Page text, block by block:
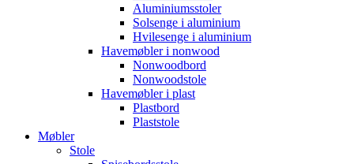
Aluminiumsstoler
Solsenge i aluminium
Hvilesenge i aluminium
Havemøbler i nonwood
Nonwoodbord
Nonwoodstole
Havemøbler i plast
Plastbord
Plaststole
Møbler
Stole